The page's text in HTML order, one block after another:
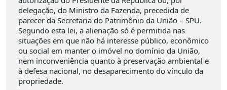
delegação, do Ministro da Fazenda, precedida de
parecer da Secretaria do Patrimônio da União – SPU.
Segundo esta lei, a alienação só é permitida nas
situações em que não há interesse público, econômico
ou social em manter o imóvel no domínio da União,
nem inconveniência quanto à preservação ambiental e
à defesa nacional, no desaparecimento do vínculo da
propriedade.